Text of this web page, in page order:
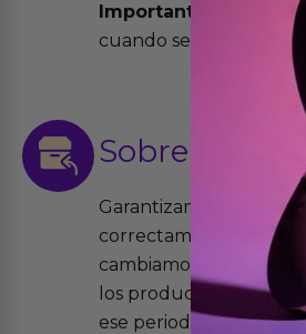
Importante:
Todos
cuando se cursen
Sobre las
Garantizamos que los
correctamente y que
cambiamos sin costo
los productos tienen
ese periodo pero no